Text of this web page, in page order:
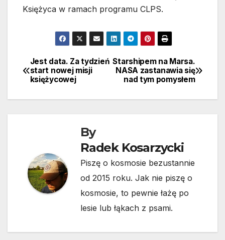
Księżyca w ramach programu CLPS.
Nawigacja
wpisu
Starshipem na Marsa.
NASA zastanawia się
nad tym pomysłem
Jest data. Za tydzień
start nowej misji
księżycowej
By
Radek Kosarzycki
Piszę o kosmosie bezustannie
od 2015 roku. Jak nie piszę o
kosmosie, to pewnie łażę po
lesie lub łąkach z psami.